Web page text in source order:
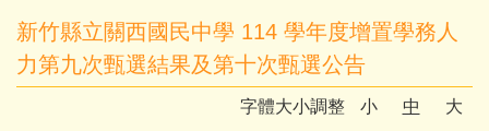
新竹縣立關西國民中學 114 學年度增置學務人
力第九次甄選結果及第十次甄選公告
字體大小調整 小 中
大